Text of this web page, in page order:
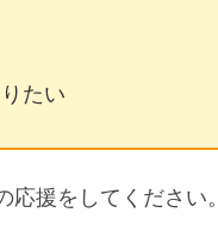
たい
援をしてください。